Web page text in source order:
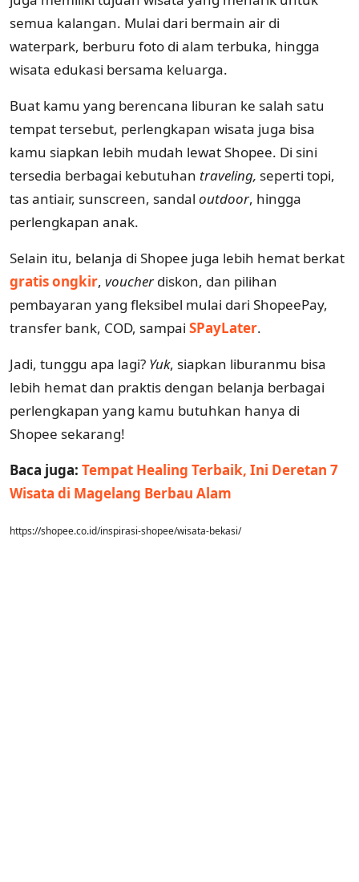
semua kalangan. Mulai dari bermain air di
waterpark, berburu foto di alam terbuka, hingga
wisata edukasi bersama keluarga.
Buat kamu yang berencana liburan ke salah satu
tempat tersebut, perlengkapan wisata juga bisa
kamu siapkan lebih mudah lewat Shopee. Di sini
tersedia berbagai kebutuhan traveling, seperti topi,
tas antiair, sunscreen, sandal outdoor, hingga
perlengkapan anak.
Selain itu, belanja di Shopee juga lebih hemat berkat
gratis ongkir, voucherdiskon, dan pilihan
pembayaran yang fleksibel mulai dari ShopeePay,
transfer bank, COD, sampai SPayLater.
Jadi, tunggu apa lagi? Yuk, siapkan liburanmu bisa
lebih hemat dan praktis dengan belanja berbagai
perlengkapan yang kamu butuhkan hanya di
Shopee sekarang!
Baca juga: Tempat Healing Terbaik, Ini Deretan 7
Wisata di Magelang Berbau Alam
https://shopee.co.id/inspirasi-shopee/wisata-bekasi/